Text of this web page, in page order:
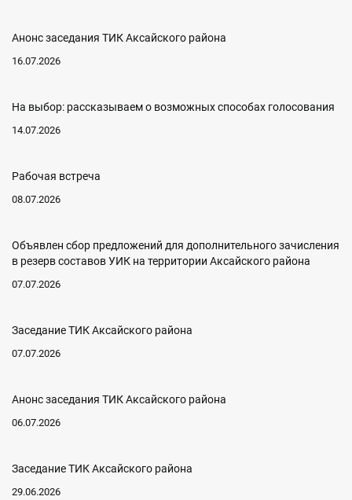
Анонс заседания ТИК Аксайского района
16.07.2026
На выбор: рассказываем о возможных способах голосования
14.07.2026
Рабочая встреча
08.07.2026
Объявлен сбор предложений для дополнительного зачисления
в резерв составов УИК на территории Аксайского района
07.07.2026
Заседание ТИК Аксайского района
07.07.2026
Анонс заседания ТИК Аксайского района
06.07.2026
Заседание ТИК Аксайского района
29.06.2026